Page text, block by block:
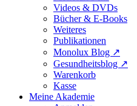
Videos & DVDs
Bücher& E-Books
Weiteres
Publikationen
Monolux Blog ↗
Gesundheitsblog ↗
Warenkorb
Kasse
Meine Akademie